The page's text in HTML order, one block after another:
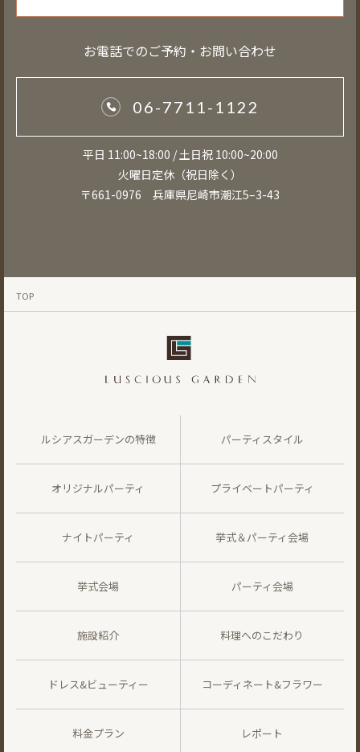
お電話でのご予約・お問い合わせ
06-7711-1122
平日 11:00~18:00 / 土日祝 10:00~20:00
火曜日定休（祝日除く）
〒661-0976 兵庫県尼崎市潮江5–3-43
TOP
ルシアスガーデンの特徴 パーティスタイル
オリジナルパーティ プライベートパーティ
ナイトパーティ 挙式＆パーティ会場
挙式会場 パーティ会場
施設紹介 料理へのこだわり
ドレス&ビューティー コーディネート&フラワー
料金プラン レポート